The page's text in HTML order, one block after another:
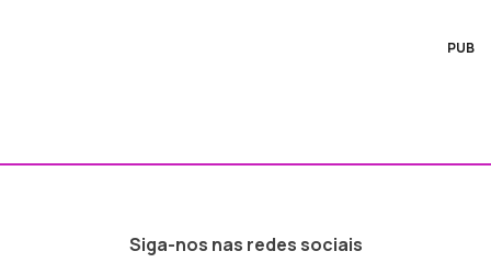
PUB
Siga-nos nas redes sociais